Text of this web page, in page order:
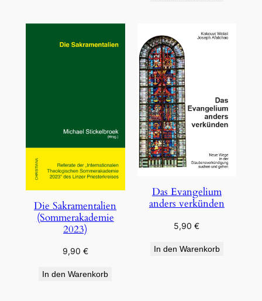
Die Sakramentalien
(Sommerakademie
2023)
9,90 €
In den Warenkorb
Das Evangelium
anders verkünden
5,90€
In den Warenkorb